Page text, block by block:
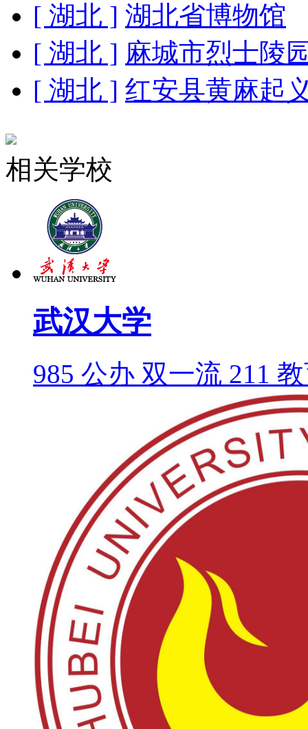
[ 湖北 ] 湖北省博物馆
[ 湖北 ] 麻城市烈士陵
[ 湖北 ] 红安县黄麻起
相关学校
武汉大学
985 公办 双一流 211